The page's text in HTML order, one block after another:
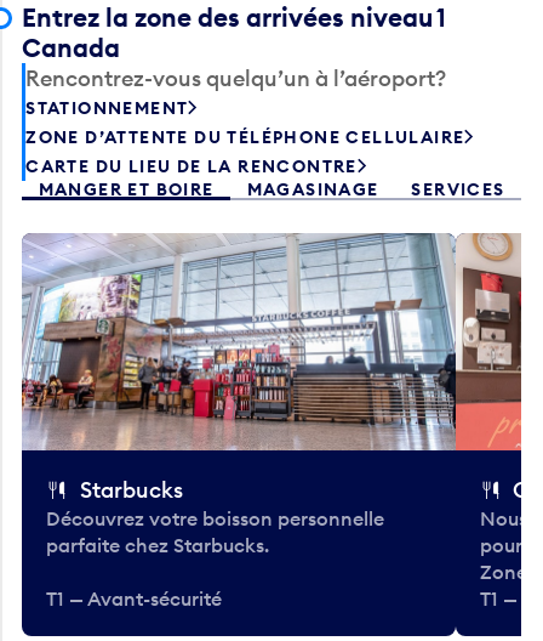
Entrez la zone des arrivées niveau 1
Canada
Rencontrez-vous quelqu’un à l’aéroport?
STATIONNEMENT
ZONE D’ATTENTE DU TÉLÉPHONE CELLULAIRE
CARTE DU LIEU DE LA RENCONTRE
MANGER ET BOIRE
MAGASINAGE SERVICES
Starbucks
Découvrez votre boisson personnelle
parfaite chez Starbucks.
T1 — Avant-sécurité
Nous
pour
Zone.
T1 —